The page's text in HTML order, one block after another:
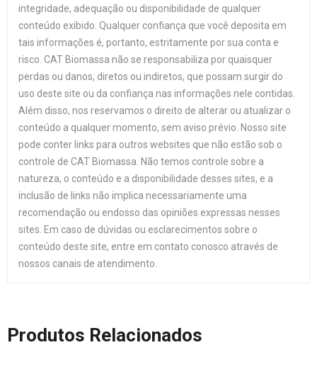
integridade, adequação ou disponibilidade de qualquer
conteúdo exibido. Qualquer confiança que você deposita em
tais informações é, portanto, estritamente por sua conta e
risco. CAT Biomassa não se responsabiliza por quaisquer
perdas ou danos, diretos ou indiretos, que possam surgir do
uso deste site ou da confiança nas informações nele contidas.
Além disso, nos reservamos o direito de alterar ou atualizar o
conteúdo a qualquer momento, sem aviso prévio. Nosso site
pode conter links para outros websites que não estão sob o
controle de CAT Biomassa. Não temos controle sobre a
natureza, o conteúdo e a disponibilidade desses sites, e a
inclusão de links não implica necessariamente uma
recomendação ou endosso das opiniões expressas nesses
sites. Em caso de dúvidas ou esclarecimentos sobre o
conteúdo deste site, entre em contato conosco através de
nossos canais de atendimento.
Produtos Relacionados